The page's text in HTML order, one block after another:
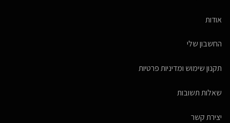
אודות
החשבון שלי
תקנון שימוש ומדיניות פרטיות
שאלות תשובות
יצירת קשר